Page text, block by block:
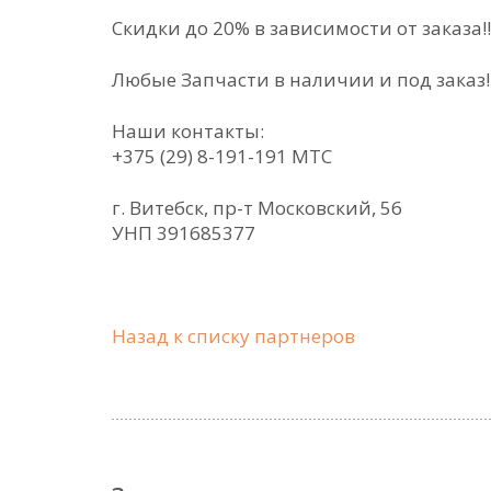
Скидки до 20% в зависимости от
Любые Запчасти в наличии и под заказ!
Наши контакты:
+375 (29) 8-191-191 МТС
г. Витебск, пр-т Московский, 56
УНП 391685377
Назад к списку партнеров